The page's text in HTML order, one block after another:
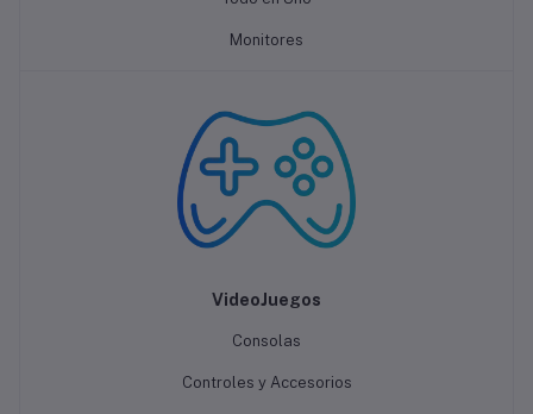
Monitores
VideoJuegos
Consolas
Controles y Accesorios